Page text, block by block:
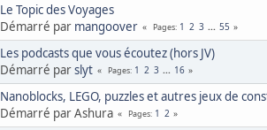
Le Topic des Voyages
Démarré par mangoover Pages 1 2 3 ... 55
Les podcasts que vous écoutez (hors JV)
Démarré parslyt Pages 1 2 3 ... 16
Nanoblocks, LEGO, puzzles et autres jeux de
Démarré par Ashura
Pages 1 2